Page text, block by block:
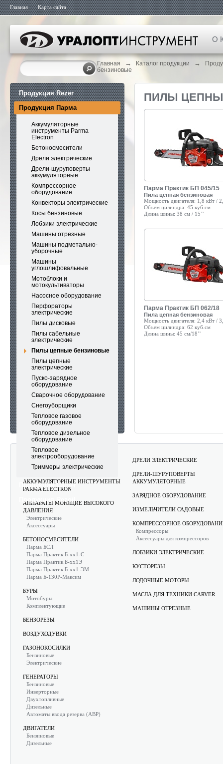
Главная Карта сайта
О
Главная → Каталог продукции →
бензиновые
Продукция Rezer
Продукция Парма
Аккумуляторные
инструменты Parma
Electron
Бетоносмесители
Дрели электрические
Дрели-шуруповерты
аккумуляторные
Компрессорное
оборудование
Конвекторы электрические
Косы бензиновые
Лобзики электрические
Машины отрезные
Машины подметально-
уборочные
Машины
углошлифовальные
Мотоблоки и
мотокультиваторы
Насосное оборудование
Перфораторы
электрические
Пилы дисковые
Пилы сабельные
электрические
Пилы цепные бензиновые
Пилы цепные
электрические
Пуско-зарядное
оборудование
Сварочное оборудование
Снегоуборщики
Тепловое газовое
оборудование
Тепловое дизельное
оборудование
Тепловое
электрооборудование
Триммеры электрические
Продукция Carver
Продукция Rezoil
ПИЛЫ
Парма Практик БП 045/15
Пила цепная бензиновая
Мощность двигателя: 1,8 кВт /
Объем цилиндра: 45 куб.см
Длина шины: 38 см / 15’’
Парма Практик БП 062/18
Пила цепная бензиновая
Мощность двигателя: 2,4 кВт /
Объем цилиндра: 62 куб.см
Длина шины: 45 см/18’’
АККУМУЛЯТОРНЫЕ САДОВЫЕ
ИНСТРУМЕНТЫ CARVER
АККУМУЛЯТОРНЫЕ ИНСТРУМЕНТЫ
PARMA ELECTRON
АППАРАТЫ МОЮЩИЕ ВЫСОКОГО
ДАВЛЕНИЯ
Электрические
Аксессуары
БЕТОНОСМЕСИТЕЛИ
Парма БСЛ
Парма Практик Б-хх1-С
Парма Практик Б-хх1Э
Парма Практик Б-хх1-ЭМ
Парма Б-130Р-Максим
БУРЫ
Мотобуры
Комплектующие
БЕНЗОРЕЗЫ
ВОЗДУХОДУВКИ
ГАЗОНОКОСИЛКИ
Бензиновые
Электрические
ГЕНЕРАТОРЫ
Бензиновые
Инверторные
Двухтопливные
Дизельные
Автоматы ввода резерва (АВР)
ДВИГАТЕЛИ
Бензиновые
Дизельные
ДРЕЛИ ЭЛЕКТРИЧЕСКИЕ
ДРЕЛИ-ШУРУПОВЕРТЫ
АККУМУЛЯТОРНЫЕ
ЗАРЯДНОЕ ОБОРУДОВАНИЕ
ИЗМЕЛЬЧИТЕЛИ САДОВЫЕ
КОМПРЕССОРНОЕ
Компрессоры
Аксессуары для компрессоров
ЛОБЗИКИ ЭЛЕКТРИЧЕСКИЕ
КУСТОРЕЗЫ
ЛОДОЧНЫЕ МОТОРЫ
МАСЛА ДЛЯ ТЕХНИКИ CARVER
МАШИНЫ ОТРЕЗНЫЕ